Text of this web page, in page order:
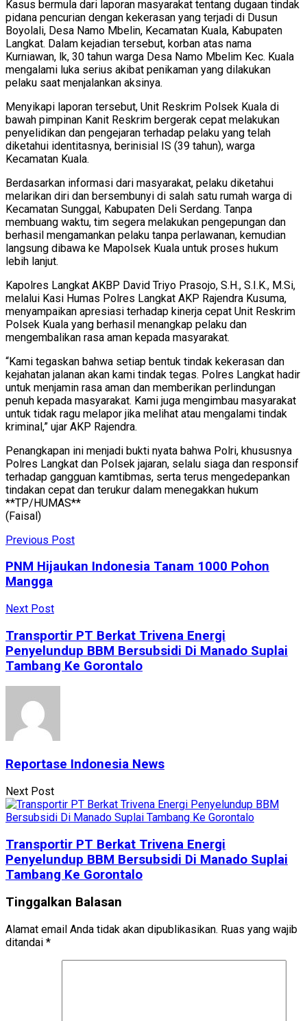
Kasus bermula dari laporan masyarakat tentang dugaan tindak
pidana pencurian dengan kekerasan yang terjadi di Dusun
Boyolali, Desa Namo Mbelin, Kecamatan Kuala, Kabupaten
Langkat. Dalam kejadian tersebut, korban atas nama
Kurniawan, lk, 30 tahun warga Desa Namo Mbelim Kec. Kuala
mengalami luka serius akibat penikaman yang dilakukan
pelaku saat menjalankan aksinya.
Menyikapi laporan tersebut, Unit Reskrim Polsek Kuala di
bawah pimpinan Kanit Reskrim bergerak cepat melakukan
penyelidikan dan pengejaran terhadap pelaku yang telah
diketahui identitasnya, berinisial IS (39 tahun), warga
Kecamatan Kuala.
Berdasarkan informasi dari masyarakat, pelaku diketahui
melarikan diri dan bersembunyi di salah satu rumah warga di
Kecamatan Sunggal, Kabupaten Deli Serdang. Tanpa
membuang waktu, tim segera melakukan pengepungan dan
berhasil mengamankan pelaku tanpa perlawanan, kemudian
langsung dibawa ke Mapolsek Kuala untuk proses hukum
lebih lanjut.
Kapolres Langkat AKBP David Triyo Prasojo, S.H., S.I.K., M.Si,
melalui Kasi Humas Polres Langkat AKP Rajendra Kusuma,
menyampaikan apresiasi terhadap kinerja cepat Unit Reskrim
Polsek Kuala yang berhasil menangkap pelaku dan
mengembalikan rasa aman kepada masyarakat.
“Kami tegaskan bahwa setiap bentuk tindak kekerasan dan
kejahatan jalanan akan kami tindak tegas. Polres Langkat hadir
untuk menjamin rasa aman dan memberikan perlindungan
penuh kepada masyarakat. Kami juga mengimbau masyarakat
untuk tidak ragu melapor jika melihat atau mengalami tindak
kriminal,” ujar AKP Rajendra.
Penangkapan ini menjadi bukti nyata bahwa Polri, khususnya
Polres Langkat dan Polsek jajaran, selalu siaga dan responsif
terhadap gangguan kamtibmas, serta terus mengedepankan
tindakan cepat dan terukur dalam menegakkan hukum
**TP/HUMAS**
(Faisal)
Previous Post
PNM Hijaukan Indonesia Tanam 1000 Pohon
Mangga
Next Post
Transportir PT Berkat Trivena Energi
Penyelundup BBM Bersubsidi Di Manado Suplai
Tambang Ke Gorontalo
Reportase Indonesia News
Next Post
Transportir PT Berkat Trivena Energi
Penyelundup BBM Bersubsidi Di Manado Suplai
Tambang Ke Gorontalo
Tinggalkan Balasan
Alamat email Anda tidak akan dipublikasikan. Ruas yang wajib
ditandai *